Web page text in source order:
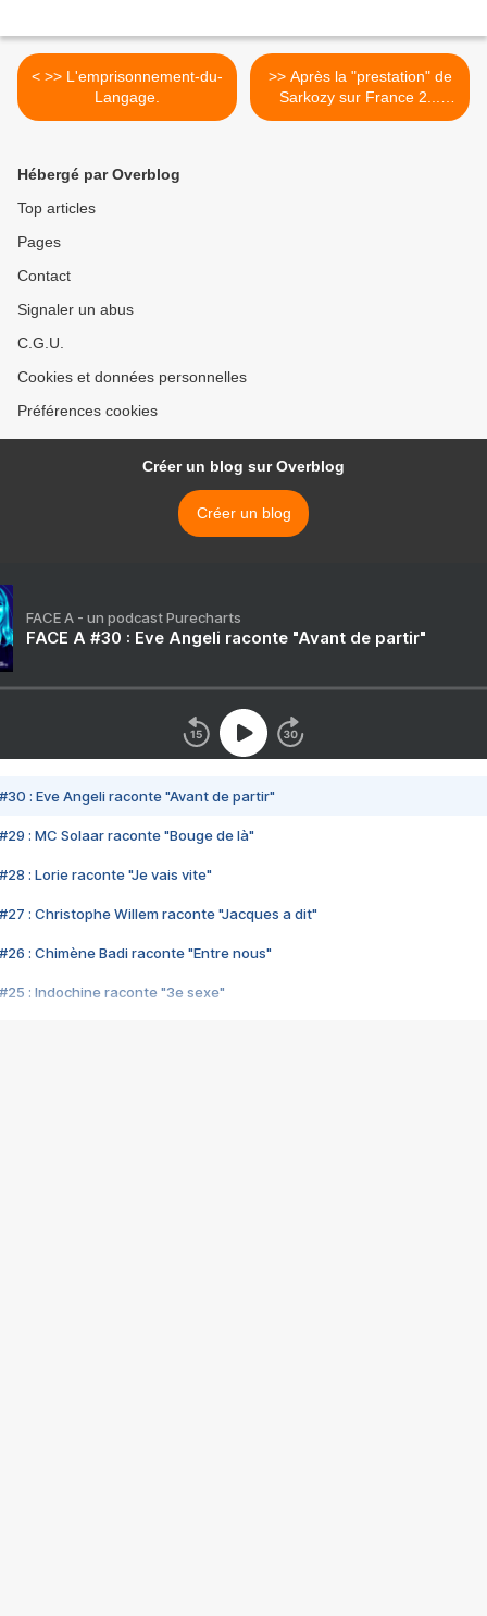
< >> L'emprisonnement-du-
Langage.
>> Après la "prestation" de
Sarkozy sur France 2...
C’est en septembre qu’il
Hébergé par Overblog
Top articles
Pages
Contact
Signaler un abus
C.G.U.
Cookies et données personnelles
Préférences cookies
Créer un blog sur Overblog
Créer un blog
FACE A - un podcast Purecharts
FACE A #30 : Eve Angeli raconte "Avant de partir"
#30 : Eve Angeli raconte "Avant de partir"
#29 : MC Solaar raconte "Bouge de là"
#28 : Lorie raconte "Je vais vite"
#27 : Christophe Willem raconte "Jacques a dit"
#26 : Chimène Badi raconte "Entre nous"
#25 : Indochine raconte "3e sexe"